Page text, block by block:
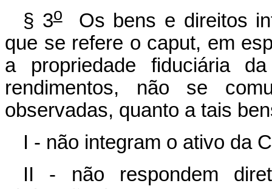
§ 3oOs bens e direitos
que se refere o caput, em
a propriedade fiduciária
rendimentos, não se
observadas, quanto a tais
I - não integram o ativo da
II - não respondem